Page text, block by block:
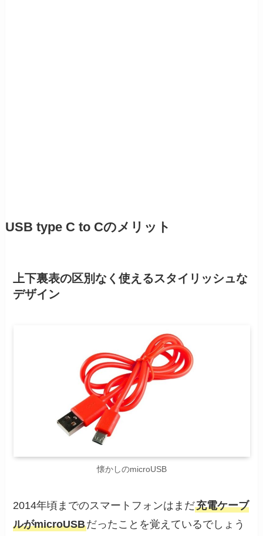
USB type C to Cのメリット
上下裏表の区別なく使えるスタイリッシュな
デザイン
懐かしのmicroUSB
2014年頃までのスマートフォンはまだ充電ケーブ
ルがmicroUSBだったことを覚えているでしょう